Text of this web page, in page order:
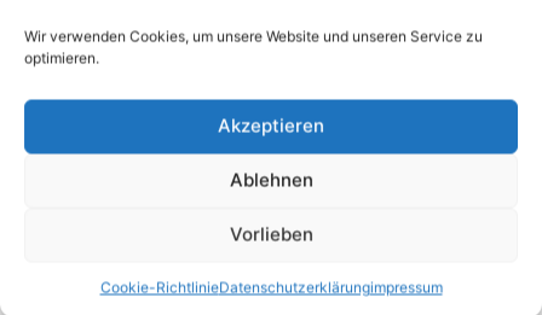
Wir verwenden Cookies, um unsere Website und unseren Service zu
optimieren.
Akzeptieren
Ablehnen
Vorlieben
Cookie-RichtlinieDatenschutzerklärungimpressum